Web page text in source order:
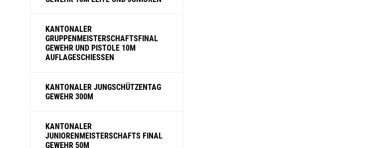
KANTONALER
GRUPPENMEISTERSCHAFTSFINAL
GEWEHR UND PISTOLE 10M
AUFLAGESCHIESSEN
KANTONALER JUNGSCHÜTZENTAG
GEWEHR 300M
KANTONALER
JUNIORENMEISTERSCHAFTS FINAL
GEWEHR 50M